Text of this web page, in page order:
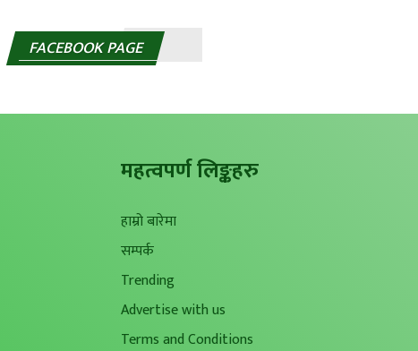
FACEBOOK PAGE
महत्वपर्ण लिङ्कहरु
हाम्रो बारेमा
सम्पर्क
Trending
Advertise with us
Terms and Conditions